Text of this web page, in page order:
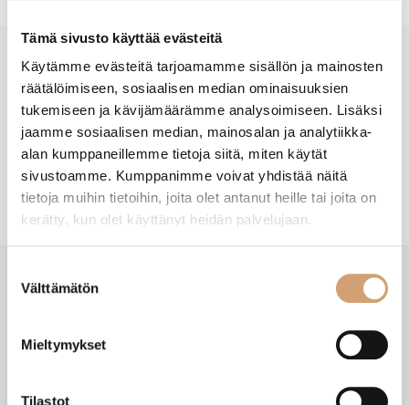
Tämä sivusto käyttää evästeitä
Käytämme evästeitä tarjoamamme sisällön ja mainosten
räätälöimiseen, sosiaalisen median ominaisuuksien
tukemiseen ja kävijämäärämme analysoimiseen. Lisäksi
jaamme sosiaalisen median, mainosalan ja analytiikka-
alan kumppaneillemme tietoja siitä, miten käytät
sivustoamme. Kumppanimme voivat yhdistää näitä
tietoja muihin tietoihin, joita olet antanut heille tai joita on
kerätty, kun olet käyttänyt heidän palvelujaan.
valinta
Välttämätön
Mieltymykset
Tilastot
- Tuotteesta ei ole vielä arvosteluja -
New content loaded